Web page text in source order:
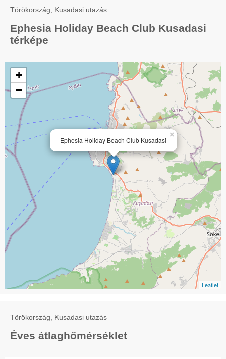
Törökország, Kusadasi utazás
Ephesia Holiday Beach Club Kusadasi
térképe
Ephesia Holiday Beach Club Kusadasi
×
+
−
Leaflet
Törökország, Kusadasi utazás
Éves átlaghőmérséklet